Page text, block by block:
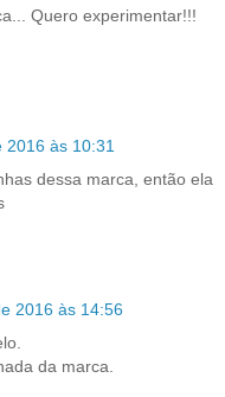
Quero experimentar!!!
às 10:31
dessa marca, então ela
2016 às 14:56
da marca.